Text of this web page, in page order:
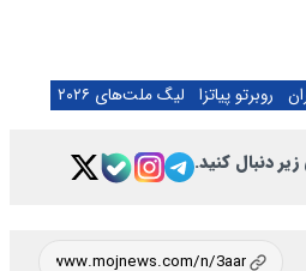
روبرتو پیاتزا لیگ ملت‌های ۲۰۲۶
دنبال کنید.